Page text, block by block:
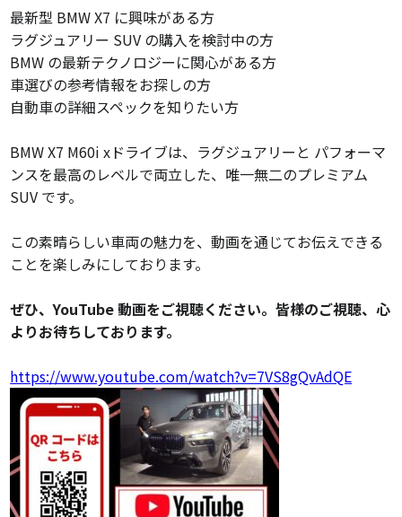
最新型 BMW X7 に興味がある方
ラグジュアリー SUV の購入を検討中の方
BMW の最新テクノロジーに関心がある方
車選びの参考情報をお探しの方
自動車の詳細スペックを知りたい方
BMW X7 M60i xドライブは、ラグジュアリーと パフォーマ
ンスを最高のレベルで両立した、唯一無二のプレミアム
SUV です。
この素晴らしい車両の魅力を、動画を通じてお伝えできる
ことを楽しみにしております。
ぜひ、YouTube 動画をご視聴ください。皆様のご視聴、心
よりお待ちしております。
https://www.youtube.com/watch?v=7VS8gQvAdQE